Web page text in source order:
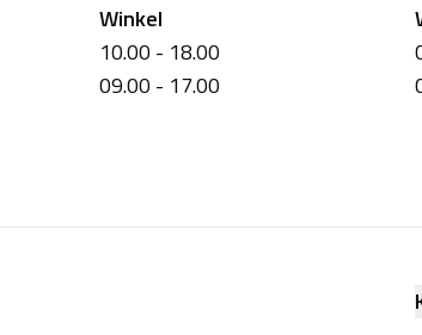
Winkel
10.00 - 18.00
09.00 - 17.00